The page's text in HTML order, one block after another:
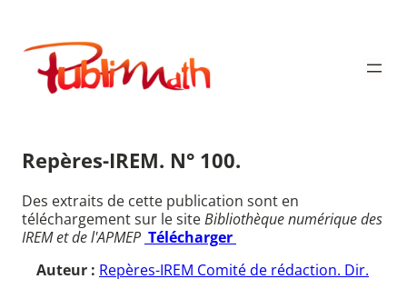
contenu
Publimath
Repères-IREM. N° 100.
Des extraits de cette publication sont en
téléchargement sur le siteBibliothèque numérique des
IREM et de l'APMEP Télécharger
Auteur : Repères-IREM Comité de rédaction. Dir.